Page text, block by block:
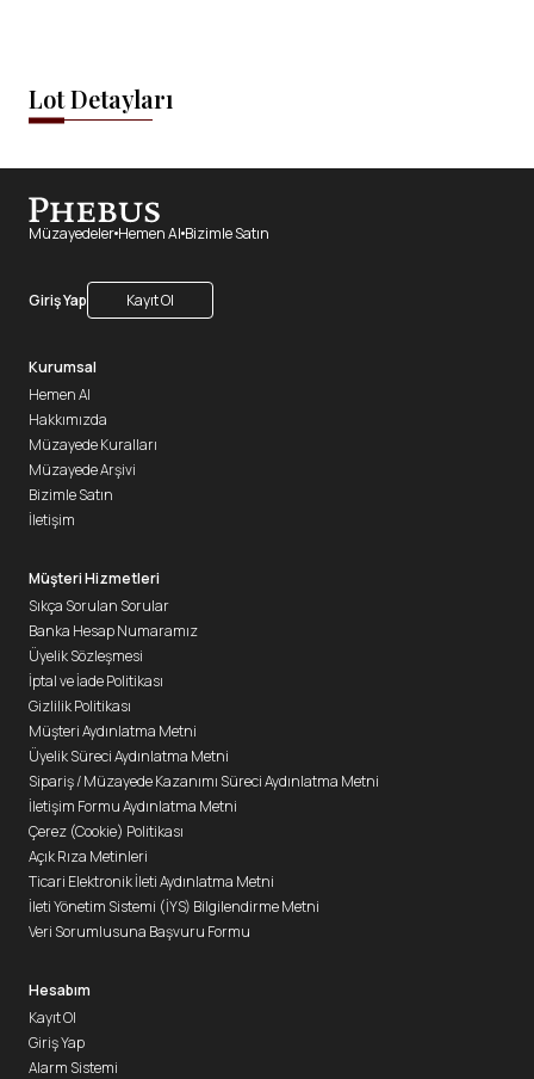
Lot Detayları
Müzayedeler Hemen Al Bizimle Satın
Giriş Yap Kayıt Ol
Kurumsal
Hemen Al
Hakkımızda
Müzayede Kuralları
Müzayede Arşivi
Bizimle Satın
İletişim
Müşteri Hizmetleri
Sıkça Sorulan Sorular
Banka Hesap Numaramız
Üyelik Sözleşmesi
İptal ve İade Politikası
Gizlilik Politikası
Müşteri Aydınlatma Metni
Üyelik Süreci Aydınlatma Metni
Sipariş / Müzayede Kazanımı Süreci Aydınlatma Metni
İletişim Formu Aydınlatma Metni
Çerez (Cookie) Politikası
Açık Rıza Metinleri
Ticari Elektronik İleti Aydınlatma Metni
İleti Yönetim Sistemi (İYS) Bilgilendirme Metni
Veri Sorumlusuna Başvuru Formu
Hesabım
Kayıt Ol
Giriş Yap
Alarm Sistemi